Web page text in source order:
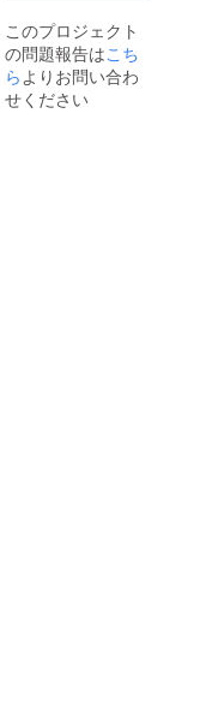
このプロジェクト
の問題報告はこち
ら よりお問い合わ
せください